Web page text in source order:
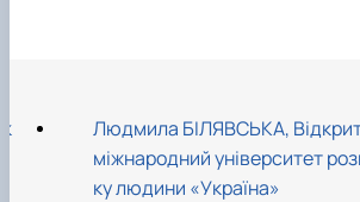
Людмила БІЛЯВСЬКА,
міжнародний університет
ку людини «Україна»